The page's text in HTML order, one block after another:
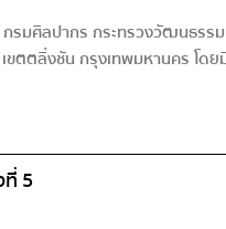
ศิลปากร กระทรวงวัฒนธรรม
ตตลิ่งชัน กรุงเทพมหานคร โ
5